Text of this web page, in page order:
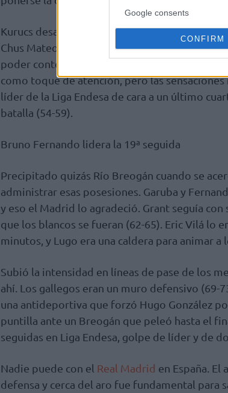
Google consents
CONFIRM
Kurucs desató el delirio con dos triples (50-
Chus Mateo, que no llegaban a las ayudas.
poder contener a Grant. Lo tuvo que parar el
como toque de atención, pero las
líder de la Liga Endesa de cara a un último
batalla (54-59).
Bruno Fernando lidera la 19ª seguida
Precipitado quizás Río Breogán cuando se
administrar esas posesiones. Garuba y
y eso el Madrid lo agradeció. Grant seguía con
que los blancos se fueran (62-65). Eric Vilá lo
minutos, y Lugo era una caldera para animar a
Subió la intensidad en líneas de pase de los
ahí. Los gallegos eran un muro defensivo (69-
una antideportiva que forzó Hugo González
puntilla ante un Breogán que peleó hasta el
seguidas en Liga Endesa, golpe de líder y de
Nadie puede con el Real Madrid en España.
defensa y cerca del aro fue fundamental para